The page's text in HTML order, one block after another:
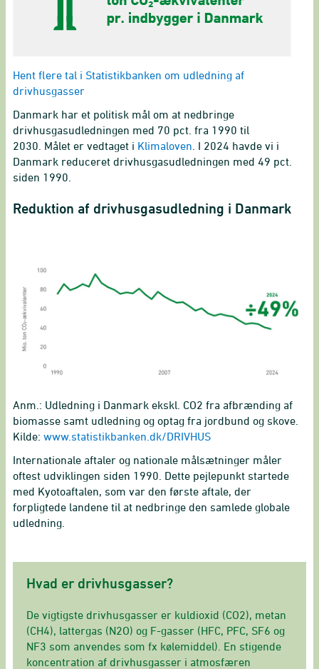
Hent flere tal i Statistikbanken om udledning af
drivhusgasser
Danmark har et politisk mål om at nedbringe
drivhusgasudledningen med 70 pct. fra 1990 til
2030. Målet er vedtaget i Klimaloven . I 2024 havde vi i
Danmark reduceret drivhusgasudledningen med 49 pct.
siden 1990.
Reduktion af drivhusgasudledning i Danmark
Anm.: Udledning i Danmark ekskl. CO2 fra afbrænding af
biomasse samt udledning og optag fra jordbund og skove.
Kilde: www.statistikbanken.dk/DRIVHUS
Internationale aftaler og nationale målsætninger måler
oftest udviklingen siden 1990. Dette pejlepunkt startede
med Kyotoaftalen, som var den første aftale, der
forpligtede landene til at nedbringe den samlede globale
udledning.
Hvad er drivhusgasser?
De vigtigste drivhusgasser er kuldioxid (CO2), metan
(CH4), lattergas (N2O) og F-gasser (HFC, PFC, SF6 og
NF3 som anvendes som fx kølemiddel). En stigende
koncentration af drivhusgasser i atmosfæren